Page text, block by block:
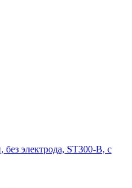
электрода, ST300-B, с